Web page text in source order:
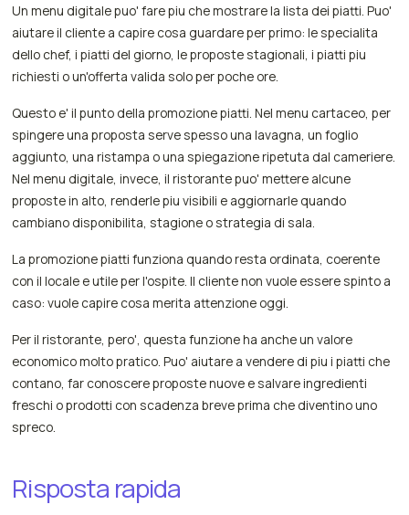
Un menu digitale puo' fare piu che mostrare la lista dei piatti. Puo'
aiutare il cliente a capire cosa guardare per primo: le specialita
dello chef, i piatti del giorno, le proposte stagionali, i piatti piu
richiesti o un'offerta valida solo per poche ore.
Questo e' il punto della promozione piatti. Nel menu cartaceo, per
spingere una proposta serve spesso una lavagna, un foglio
aggiunto, una ristampa o una spiegazione ripetuta dal cameriere.
Nel menu digitale, invece, il ristorante puo' mettere alcune
proposte in alto, renderle piu visibili e aggiornarle quando
cambiano disponibilita, stagione o strategia di sala.
La promozione piatti funziona quando resta ordinata, coerente
con il locale e utile per l'ospite. Il cliente non vuole essere spinto a
caso: vuole capire cosa merita attenzione oggi.
Per il ristorante, pero', questa funzione ha anche un valore
economico molto pratico. Puo' aiutare a vendere di piu i piatti che
contano, far conoscere proposte nuove e salvare ingredienti
freschi o prodotti con scadenza breve prima che diventino uno
spreco.
Risposta rapida